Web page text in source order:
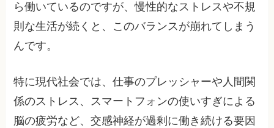
ら働いているのですが、慢性的なストレスや不規
則な生活が続くと、このバランスが崩れてしまう
んです。
特に現代社会では、仕事のプレッシャーや人間関
係のストレス、スマートフォンの使いすぎによる
脳の疲労など、交感神経が過剰に働き続ける要因